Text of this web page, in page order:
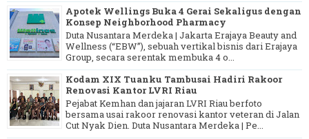
Apotek Wellings Buka 4 Gerai Sekaligus dengan
Konsep Neighborhood Pharmacy
Duta Nusantara Merdeka | Jakarta Erajaya Beauty and
Wellness (“EBW”), sebuah vertikal bisnis dari Erajaya
Group, secara serentak membuka 4 o...
Kodam XIX Tuanku Tambusai Hadiri Rakoor
Renovasi Kantor LVRI Riau
Pejabat Kemhan dan jajaran LVRI Riau berfoto
bersama usai rakoor renovasi kantor veteran di Jalan
Cut Nyak Dien. Duta Nusantara Merdeka | Pe...